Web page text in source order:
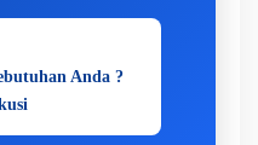
Anda ?